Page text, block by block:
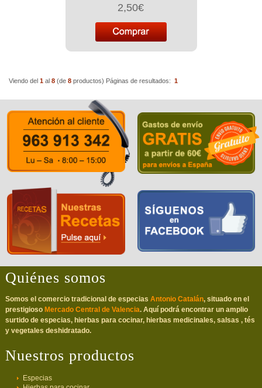
2,50€
Viendo del 1 al 8 (de 8 productos) Páginas de resultados: 1
Quiénes somos
Somos el comercio tradicional de especias Antonio Catalán, situado en el
prestigioso Mercado Central de Valencia. Aquí podrá encontrar un amplio
surtido de especias, hierbas para cocinar, hierbas medicinales, salsas , tés
y vegetales deshidratado.
Nuestros productos
Especias